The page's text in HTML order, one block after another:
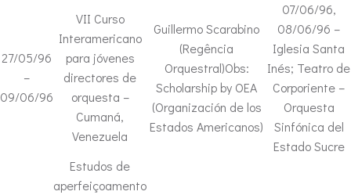
27/05/96
–
09/06/96
VII Curso
Interamericano
para jóvenes
directores de
orquesta –
Cumaná,
Venezuela
Guillermo Scarabino
(Regência
Orquestral)Obs:
Scholarship by OEA
(Organización de los
Estados Americanos)
07/06/96,
08/06/96 –
Iglesia Santa
Inés; Teatro de
Corporiente –
Orquesta
Sinfónica del
Estado Sucre
Estudos de
aperfeiçoamento